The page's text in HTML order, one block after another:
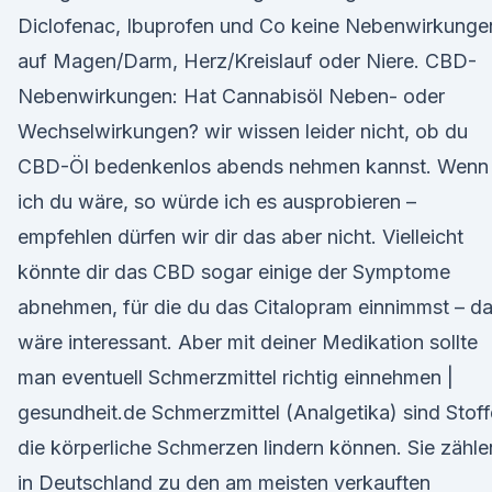
Diclofenac, Ibuprofen und Co keine
auf Magen/Darm, Herz/Kreislauf oder Niere. CBD-
Nebenwirkungen: Hat Cannabisöl Neben- oder
Wechselwirkungen? wir wissen leider nicht, ob du
CBD-Öl bedenkenlos abends nehmen kannst. Wenn
ich du wäre, so würde ich es ausprobieren –
empfehlen dürfen wir dir das aber nicht. Vielleicht
könnte dir das CBD sogar einige der Symptome
abnehmen, für die du das Citalopram einnimmst –
wäre interessant. Aber mit deiner Medikation sollte
man eventuell Schmerzmittel richtig einnehmen |
gesundheit.de Schmerzmittel (Analgetika) sind
die körperliche Schmerzen lindern können. Sie
in Deutschland zu den am meisten verkauften